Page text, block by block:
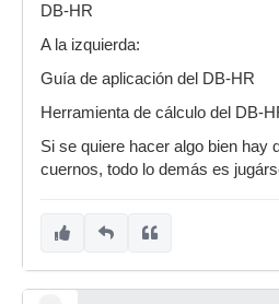
DB-HR
A la izquierda:
Guía de aplicación del DB-HR
Herramienta de cálculo del DB-
Si se quiere hacer algo bien hay
cuernos, todo lo demás es